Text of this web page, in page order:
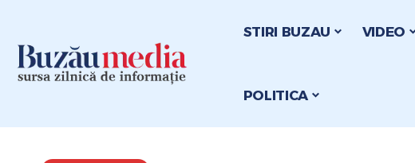
STIRI BUZAU VIDEO
POLITICA